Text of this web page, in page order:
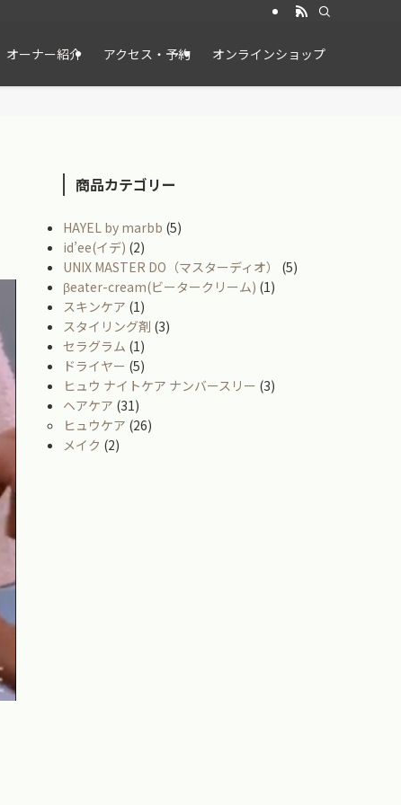
オーナー紹介 アクセス・予約 オンラインショップ
商品カテゴリー
HAYEL by marbb (5)
id’ee(イデ) (2)
UNIX MASTER DO（マスターディオ）
(5)
βeater-cream(ビータークリーム) (1)
スキンケア (1)
スタイリング剤 (3)
セラグラム (1)
ドライヤー (5)
ヒュウ ナイトケア ナンバースリー (3)
ヘアケア (31)
ヒュウケア (26)
メイク (2)